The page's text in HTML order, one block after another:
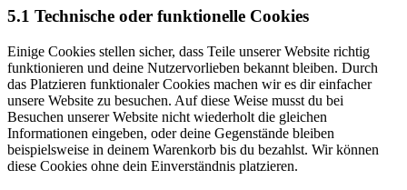
5.1 Technische oder funktionelle Cookies
Einige Cookies stellen sicher, dass Teile unserer Website richtig
funktionieren und deine Nutzervorlieben bekannt bleiben. Durch
das Platzieren funktionaler Cookies machen wir es dir einfacher
unsere Website zu besuchen. Auf diese Weise musst du bei
Besuchen unserer Website nicht wiederholt die gleichen
Informationen eingeben, oder deine Gegenstände bleiben
beispielsweise in deinem Warenkorb bis du bezahlst. Wir können
diese Cookies ohne dein Einverständnis platzieren.